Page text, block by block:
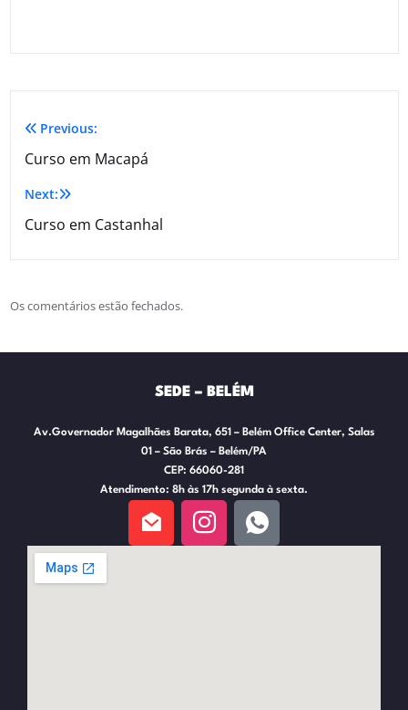
Previous:
Curso em Macapá
Next:
Curso em Castanhal
Os comentários estão fechados.
SEDE – BELÉM
Av.Governador Magalhães Barata, 651 – Belém Office Center, Salas
01 – São Brás – Belém/PA
CEP: 66060-281
Atendimento: 8h às 17h segunda à sexta.